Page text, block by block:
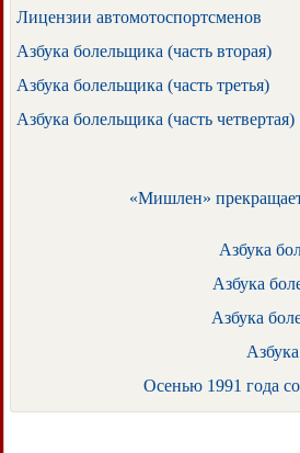
Лицензии автомотоспортсменов
Азбука болельщика (часть вторая)
Азбука болельщика (часть третья)
Азбука болельщика (часть четвертая)
«Мишлен»
Азбука
Азбука
Азбука
Осенью 1991 года